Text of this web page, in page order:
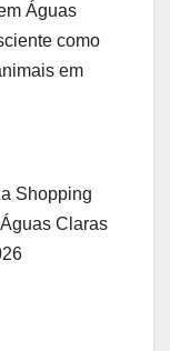
Águas
como
em
Shopping
Claras